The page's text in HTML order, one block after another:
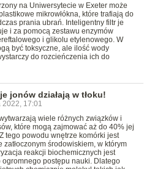
na Uniwersytecie w Exeter może
mikrowłókna, które trafiają do
prania ubrań. Inteligentny filtr je
i za pomocą zestawu enzymów
i glikolu etylenowego. W
być toksyczne, ale ilość wody
do rozcieńczenia ich do
jonów działają w tłoku!
2022, 17:01
wiele różnych związków i
które mogą zajmować aż do 40% jej
tego powodu wnętrze komórki jest
zatłoczonym środowiskiem, w którym
reakcji biochemicznych jest
postępu nauki. Dlatego